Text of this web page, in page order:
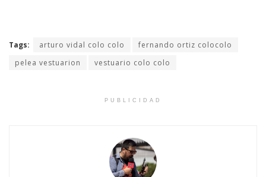
Tags: arturo vidal colo colo
fernando ortiz colocolo
pelea vestuarion
vestuario colo colo
PUBLICIDAD